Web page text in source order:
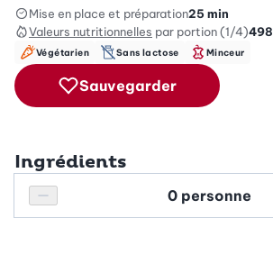
Mise en place et préparation25 min
Valeurs nutritionnelles par portion (1/4)498
Végétarien Sans lactose Minceur
Sauvegarder
Ingrédients
Réduire le nombre de personnes
Personnes